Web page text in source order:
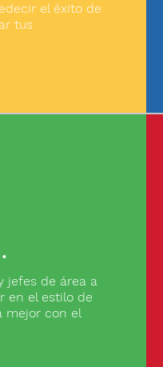
el éxito de
tus
.
jefes de área a
en el estilo de
mejor con el